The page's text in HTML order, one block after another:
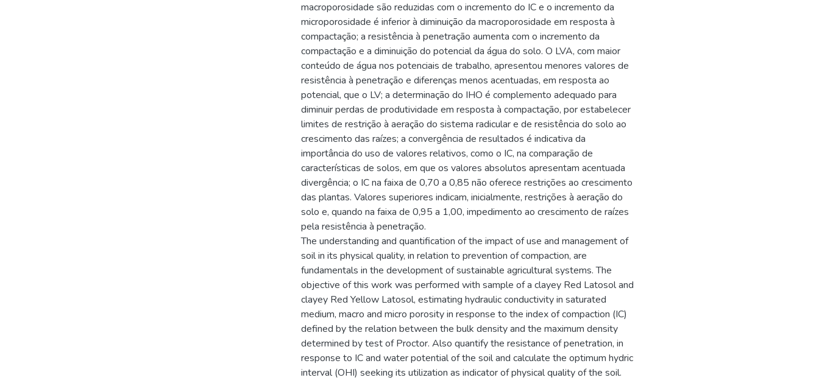
macroporosidade são reduzidas com o incremento do IC e o incremento da
microporosidade é inferior à diminuição da macroporosidade em resposta à
compactação; a resistência à penetração aumenta com o incremento da
compactação e a diminuição do potencial da água do solo. O LVA, com maior
conteúdo de água nos potenciais de trabalho, apresentou menores valores de
resistência à penetração e diferenças menos acentuadas, em resposta ao
potencial, que o LV; a determinação do IHO é complemento adequado para
diminuir perdas de produtividade em resposta à compactação, por estabelecer
limites de restrição à aeração do sistema radicular e de resistência do solo ao
crescimento das raízes; a convergência de resultados é indicativa da
importância do uso de valores relativos, como o IC, na comparação de
características de solos, em que os valores absolutos apresentam acentuada
divergência; o IC na faixa de 0,70 a 0,85 não oferece restrições ao crescimento
das plantas. Valores superiores indicam, inicialmente, restrições à aeração do
solo e, quando na faixa de 0,95 a 1,00, impedimento ao crescimento de raízes
pela resistência à penetração.
The understanding and quantification of the impact of use and management of
soil in its physical quality, in relation to prevention of compaction, are
fundamentals in the development of sustainable agricultural systems. The
objective of this work was performed with sample of a clayey Red Latosol and
clayey Red Yellow Latosol, estimating hydraulic conductivity in saturated
medium, macro and micro porosity in response to the index of compaction (IC)
defined by the relation between the bulk density and the maximum density
determined by test of Proctor. Also quantify the resistance of penetration, in
response to IC and water potential of the soil and calculate the optimum hydric
interval (OHI) seeking its utilization as indicator of physical quality of the soil.